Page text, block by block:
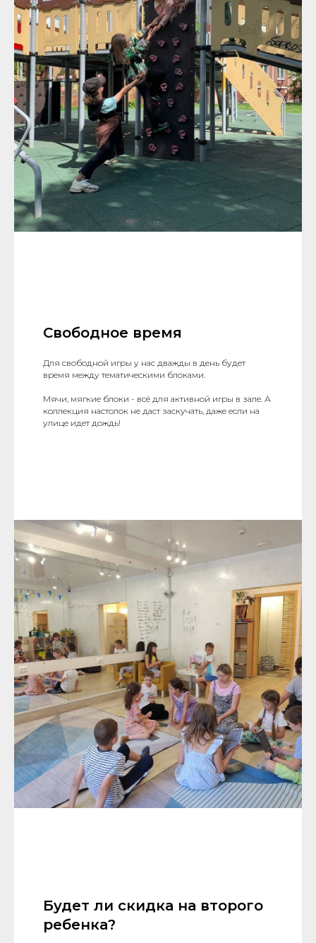
Свободное время
Для свободной игры у нас дважды в день будет
время между тематическими блоками.
Мячи, мягкие блоки - всё для активной игры в зале. А
коллекция настолок не даст заскучать, даже если на
улице идет дождь!
Будет ли скидка на второго
ребенка?